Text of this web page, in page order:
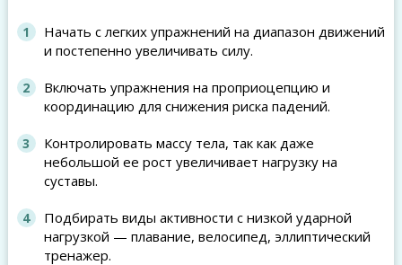
Начать с легких упражнений на диапазон движений
и постепенно увеличивать силу.
Включать упражнения на проприоцепцию и
координацию для снижения риска падений.
Контролировать массу тела, так как даже
небольшой ее рост увеличивает нагрузку на
суставы.
Подбирать виды активности с низкой ударной
нагрузкой — плавание, велосипед, эллиптический
тренажер.